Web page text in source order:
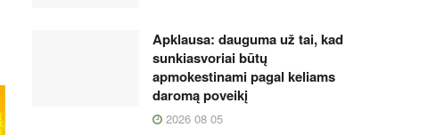
Apklausa: dauguma už tai, kad
sunkiasvoriai būtų
apmokestinami pagal keliams
daromą poveikį
2026 08 05